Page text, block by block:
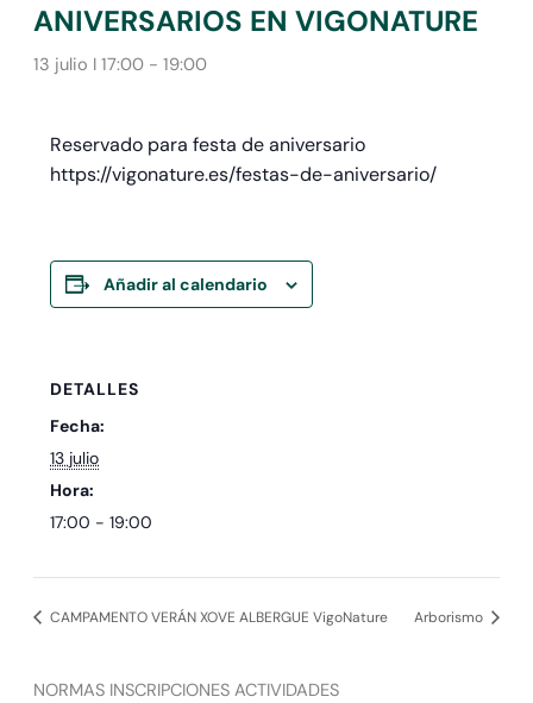
ANIVERSARIOS EN VIGONATURE
13 julio I 17:00- 19:00
Reservado para festa de aniversario
https://vigonature.es/festas-de-aniversario/
Añadir al calendario
DETALLES
Fecha:
13 julio
Hora:
17:00 - 19:00
CAMPAMENTO VERÁN XOVE ALBERGUE VigoNature Arborismo
NORMAS INSCRIPCIONES ACTIVIDADES